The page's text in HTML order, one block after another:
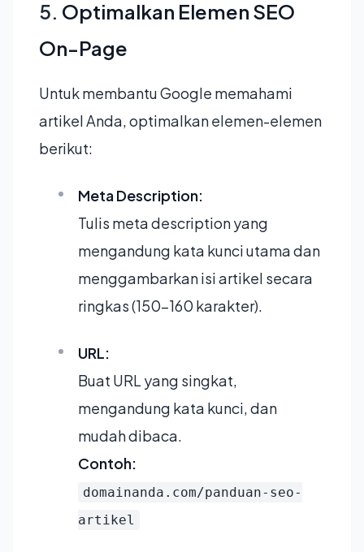
5. Optimalkan Elemen SEO
On-Page
Untuk membantu Google memahami
artikel Anda, optimalkan elemen-elemen
berikut:
Meta Description:
Tulis meta description yang
mengandung kata kunci utama dan
menggambarkan isi artikel secara
ringkas (150-160 karakter).
URL:
Buat URL yang singkat,
mengandung kata kunci, dan
mudah dibaca.
Contoh:
domainanda.com/panduan-seo-
artikel